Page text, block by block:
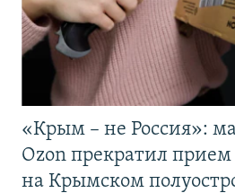
«Крым – не Россия»:
Ozon прекратил прием
на Крымском